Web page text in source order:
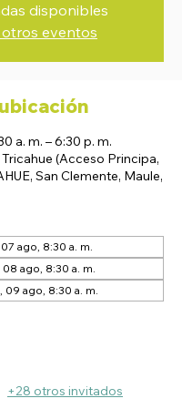
disponibles
otros eventos
a. m. – 6:30 p. m.
(Acceso Principa,
San Clemente, Maule,
ago, 8:30 a. m.
08 ago, 8:30 a. m.
09 ago, 8:30 a. m.
+28 otros invitados